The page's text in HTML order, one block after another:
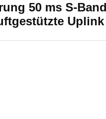
50 ms S-
Uplink